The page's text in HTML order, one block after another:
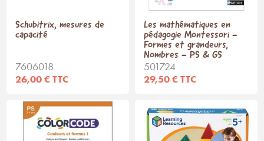
Schubitrix, mesures de
capacité
7606018
26,00 € TTC
Les mathématiques en
pédagogie Montessori -
Formes et grandeurs,
Nombres - PS & GS
501724
29,50 € TTC